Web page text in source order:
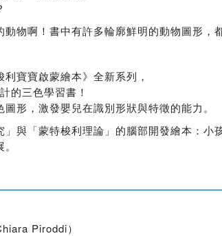
動物啊！書中有許多輪廓鮮明的動物圖形
寶寶啟蒙繪本》全新系列，
的三色學習書！
形，激發嬰兒在識別形狀與特徵的能力。
」與「蒙特梭利理論」的腦部開發繪本：
Piroddi）